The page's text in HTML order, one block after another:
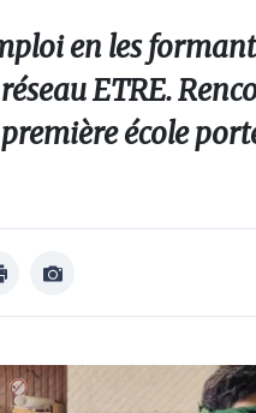
en les
réseau ETRE.
école
Afficher